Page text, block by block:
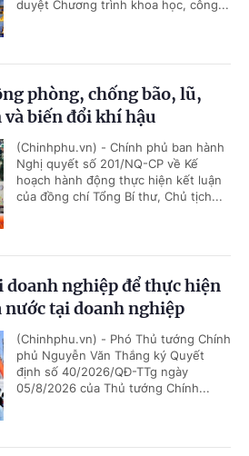
duyệt Chương trình khoa học, công...
phòng, chống bão, lũ,
biến đổi khí hậu
(Chinhphu.vn) - Chính phủ ban hành
Nghị quyết số 201/NQ-CP về Kế
hoạch hành động thực hiện kết luận
của đồng chí Tổng Bí thư, Chủ tịch...
doanh nghiệp để thực hiện
nước tại doanh nghiệp
(Chinhphu.vn) - Phó Thủ tướng Chính
phủ Nguyễn Văn Thắng ký Quyết
định số 40/2026/QĐ-TTg ngày
05/8/2026 của Thủ tướng Chính...